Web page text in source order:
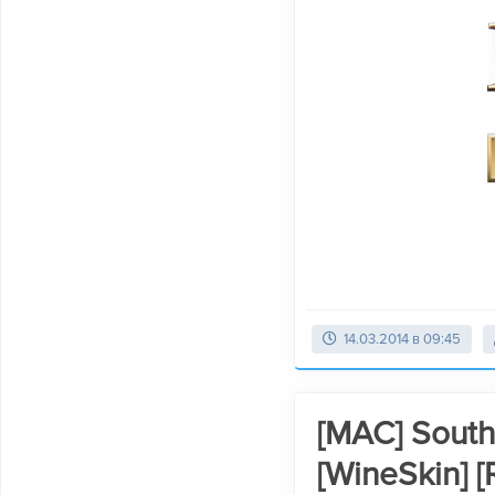
14.03.2014 в 09:45
[MAC]
[WineSkin]